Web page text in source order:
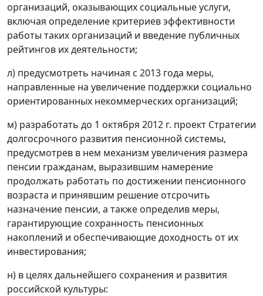
организаций, оказывающих социальные услуги,
включая определение критериев эффективности
работы таких организаций и введение публичных
рейтингов их деятельности;
л) предусмотреть начиная с 2013 года меры,
направленные на увеличение поддержки социально
ориентированных некоммерческих организаций;
м) разработать до 1 октября 2012 г. проект Стратегии
долгосрочного развития пенсионной системы,
предусмотрев в нем механизм увеличения размера
пенсии гражданам, выразившим намерение
продолжать работать по достижении пенсионного
возраста и принявшим решение отсрочить
назначение пенсии, а также определив меры,
гарантирующие сохранность пенсионных
накоплений и обеспечивающие доходность от их
инвестирования;
н) в целях дальнейшего сохранения и развития
российской культуры: